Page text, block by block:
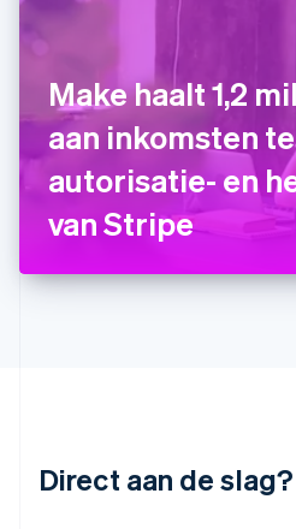
Make haalt 1,2
aan inkomsten
autorisatie- en
van Stripe
Direct aan de slag?
English
Japan
日本語English
Kroatië
English Italiano
Letland
English
Liechtenstein
English
Litouwen
Mexico
Español English